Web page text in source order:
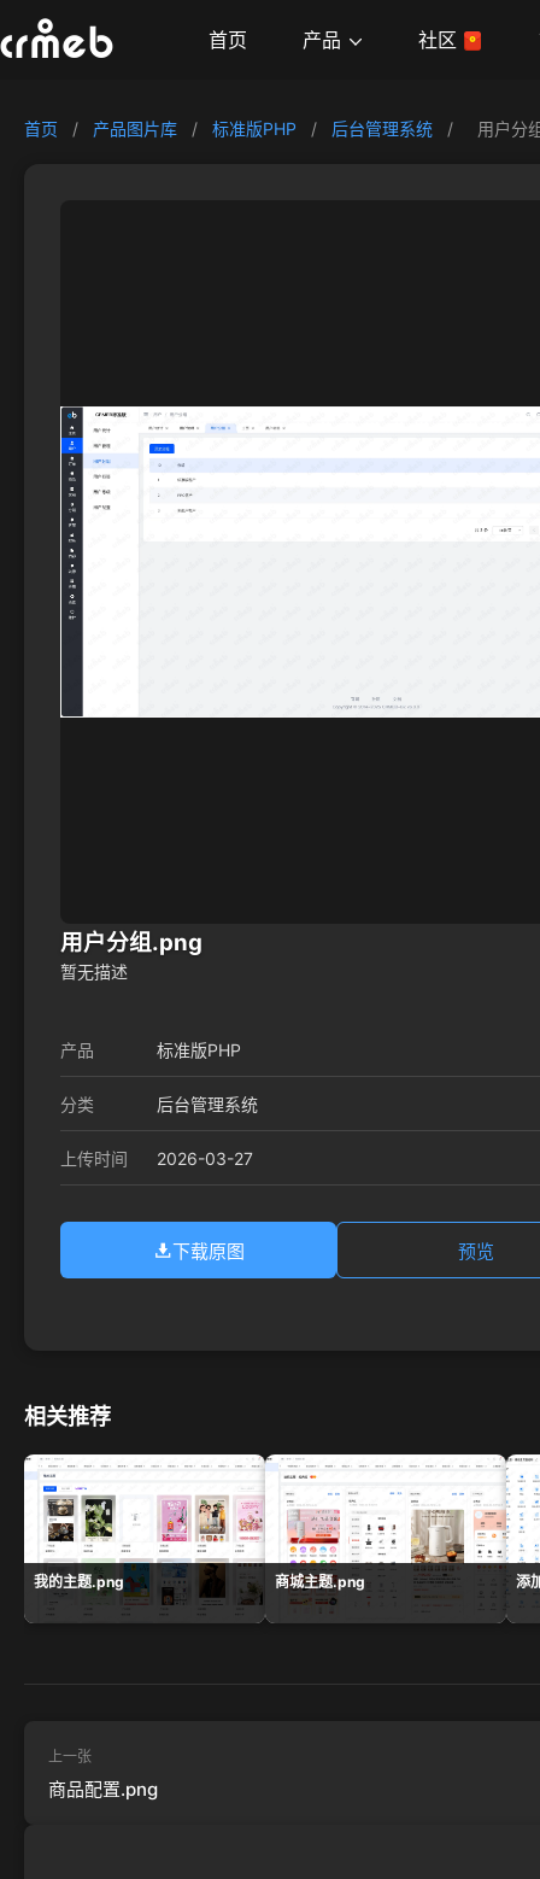
首页 产品 社区
首页 / 产品图片库 / 标准版PHP / 后台管理系统 / 用户分
用户分组.png
暂无描述
产品 标准版PHP
分类 后台管理系统
上传时间 2026-03-27
下载原图 预览
相关推荐
我的主题.png 商城主题.png 添
上一张
商品配置.png